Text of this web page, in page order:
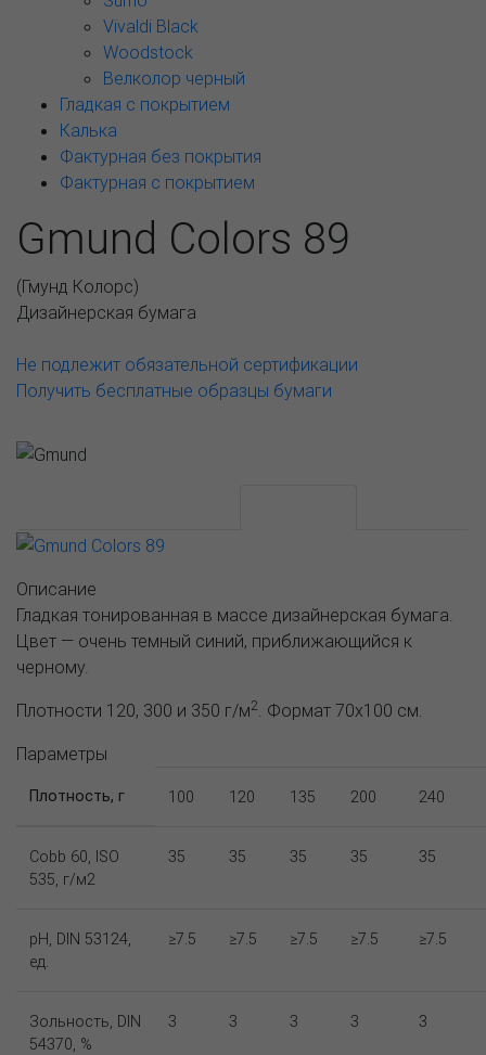
Vivaldi Black
Woodstock
Велколор черный
Гладкая с покрытием
Калька
Фактурная без покрытия
Фактурная с покрытием
Gmund Colors 89
(Гмунд Колорс)
Дизайнерская бумага
Не подлежит обязательной сертификации
Получить бесплатные образцы бумаги
Описание
Гладкая тонированная в массе дизайнерская бумага.
Цвет — очень темный синий, приближающийся к
черному.
Плотности 120, 300 и 350 г/м2
. Формат 70х100 см.
Параметры
Плотность, г 100 120 135 200 240
Cobb 60, ISO
535, г/м2
35 35 35 35 35
pH, DIN 53124,
ед.
≥7.5 ≥7.5 ≥7.5 ≥7.5 ≥7.5
Зольность, DIN
54370, %
3 3 3 3 3